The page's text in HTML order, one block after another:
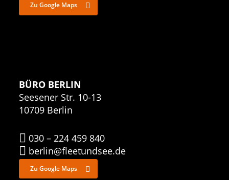
Zu Google Maps
BÜRO BERLIN
Seesener Str. 10-13
10709 Berlin
030 – 224 459 840
berlin@fleetundsee.de
Zu Google Maps